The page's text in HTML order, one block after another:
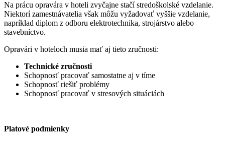
Na prácu opravára v hoteli zvyčajne stačí stredoškolské vzdelanie.
Niektorí zamestnávatelia však môžu vyžadovať vyššie vzdelanie,
napríklad diplom z odboru elektrotechnika, strojárstvo alebo
stavebníctvo.
Opravári v hoteloch musia mať aj tieto zručnosti:
Technické zručnosti
Schopnosť pracovať samostatne aj v tíme
Schopnosť riešiť problémy
Schopnosť pracovať v stresových situáciách
Platové podmienky